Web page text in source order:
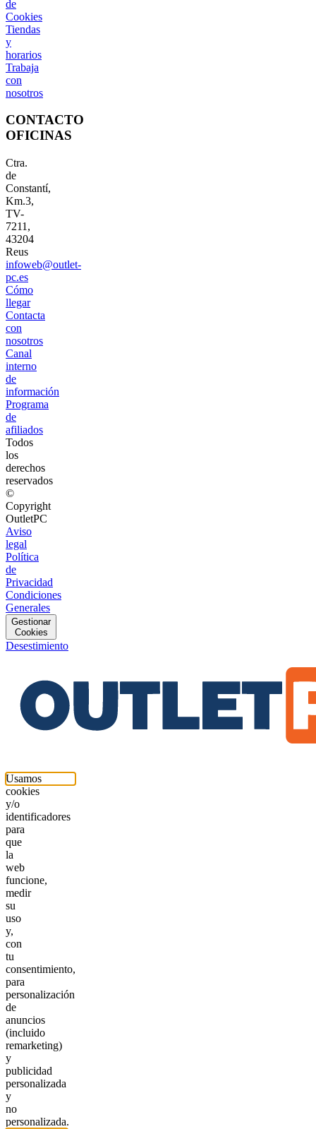
de
Cookies
Tiendas
y
horarios
Trabaja
con
nosotros
CONTACTO
OFICINAS
Ctra.
de
Constantí,
Km.3,
TV-
7211,
43204
Reus
infoweb@outlet-
pc.es
Cómo
llegar
Contacta
con
nosotros
Canal
interno
de
información
Programa
de
afiliados
Todos
los
derechos
reservados
©
Copyright
OutletPC
Aviso
legal
Política
de
Privacidad
Condiciones
Generales
Gestionar
Cookies
Desestimiento
Usamos
cookies
y/o
identificadores
para
que
la
web
funcione,
medir
su
uso
y,
con
tu
consentimiento,
para
personalización
de
anuncios
(incluido
remarketing)
y
publicidad
personalizada
y
no
personalizada.